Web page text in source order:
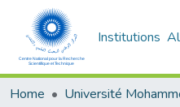
Institutions
Home